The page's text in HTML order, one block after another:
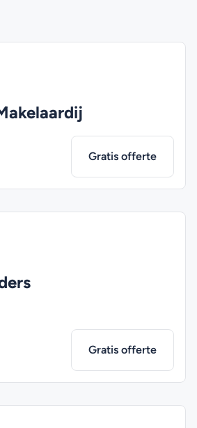
Gratis offerte
Gratis offerte